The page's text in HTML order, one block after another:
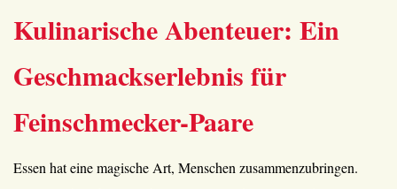
Kulinarische Abenteuer: Ein
Geschmackserlebnis für
Feinschmecker-Paare
Essen hat eine magische Art, Menschen zusammenzubringen.